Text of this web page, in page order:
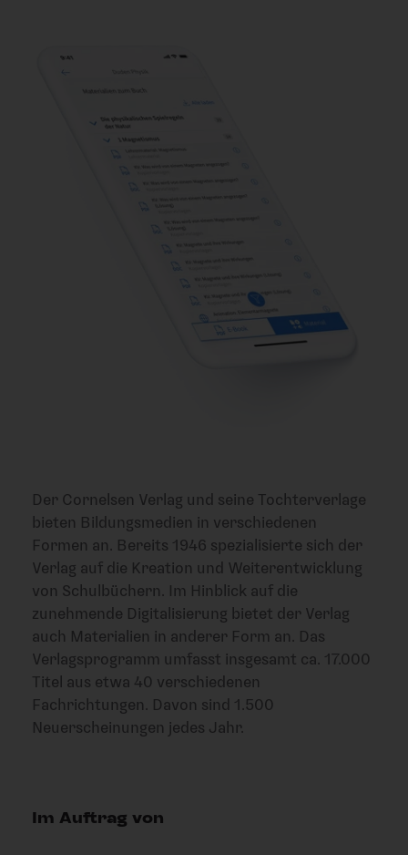
Der Cornelsen Verlag und seine Tochterverlage
bieten Bildungsmedien in verschiedenen
Formen an. Bereits 1946 spezialisierte sich der
Verlag auf die Kreation und Weiterentwicklung
von Schulbüchern. Im Hinblick auf die
zunehmende Digitalisierung bietet der Verlag
auch Materialien in anderer Form an. Das
Verlagsprogramm umfasst insgesamt ca. 17.000
Titel aus etwa 40 verschiedenen
Fachrichtungen. Davon sind 1.500
Neuerscheinungen jedes Jahr.
Im Auftrag von